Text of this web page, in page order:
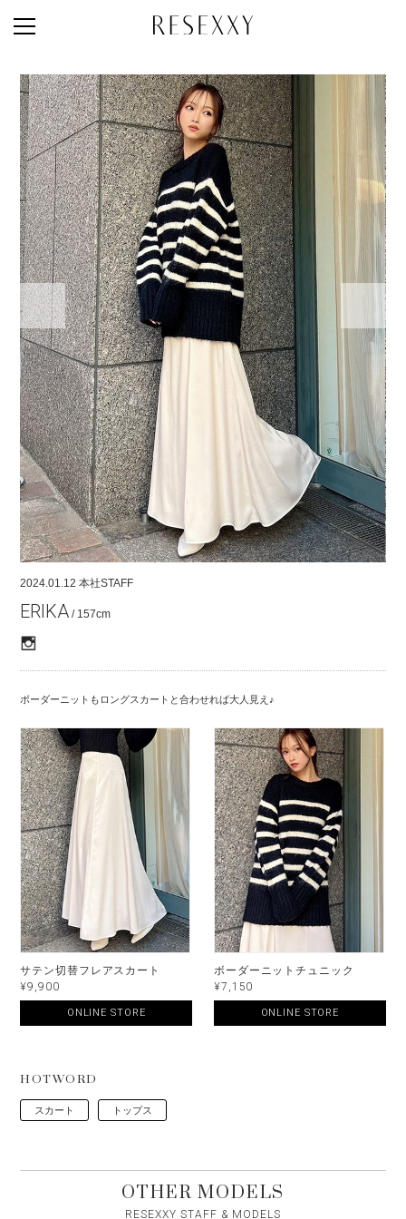
STAFF STYLE
2024.01.12 本社STAFF
ERIKA / 157cm
ボーダーニットもロングスカートと合わせれば大人見え♪
サテン切替フレアスカート
¥9,900
ONLINE STORE
ボーダーニットチュニック
¥7,150
ONLINE STORE
HOTWORD
スカート トップス
OTHER MODELS
RESEXXY STAFF & MODELS
NEWS
MAGAZINE
LOOK BOOK
NEW ARRIVAL
RANKING
STYLE PHOTO
ACCOUNT
SHOP LIST
CONCEPT
ONLINE STORE
COMPANY
CONTACT
RECRUIT
FOR BUSINESS PARTNER